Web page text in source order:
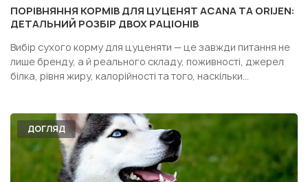
ПОРІВНЯННЯ КОРМІВ ДЛЯ ЦУЦЕНЯТ ACANA ТА ORIJEN:
ДЕТАЛЬНИЙ РОЗБІР ДВОХ РАЦІОНІВ
Вибір сухого корму для цуценяти — це завжди питання не
лише бренду, а й реального складу, поживності, джерел
білка, рівня жиру, калорійності та того, наскільки
одного сегмента — Acana Puppy Recipe і Orijen Pupp...
ДОГЛЯД